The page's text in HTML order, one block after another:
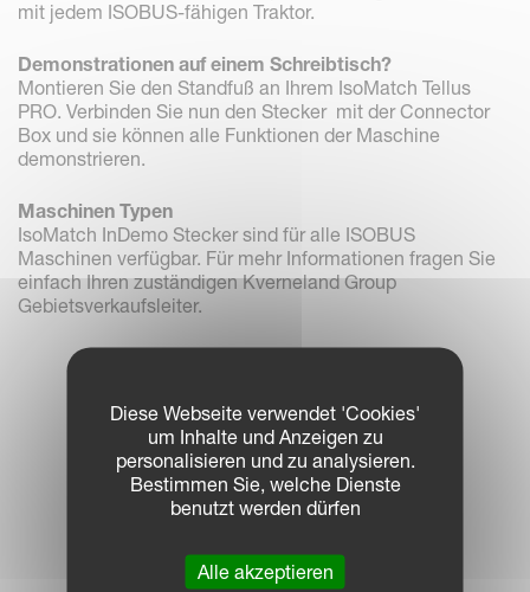
mit jedem ISOBUS-fähigen Traktor.
Demonstrationen auf einem Schreibtisch?
Montieren Sie den Standfuß an Ihrem IsoMatch Tellus
PRO. Verbinden Sie nun den Stecker mit der Connector
Box und sie können alle Funktionen der Maschine
demonstrieren.
Maschinen Typen
IsoMatch InDemo Stecker sind für alle ISOBUS
Maschinen verfügbar. Für mehr Informationen fragen Sie
einfach Ihren zuständigen Kverneland Group
Gebietsverkaufsleiter.
Diese Webseite verwendet 'Cookies'
um Inhalte und Anzeigen zu
personalisieren und zu analysieren.
Bestimmen Sie, welche Dienste
benutzt werden dürfen
Alle akzeptieren